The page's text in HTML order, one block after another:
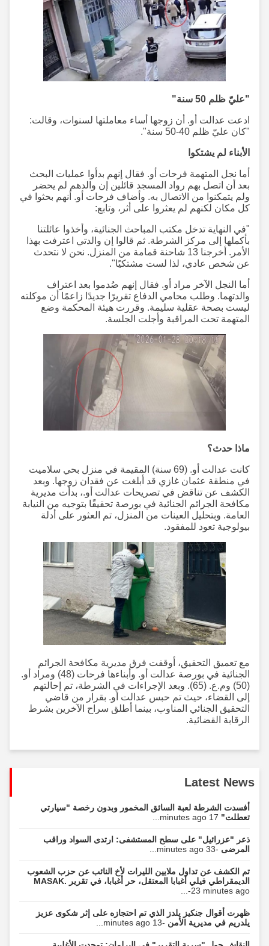
"عليّ ظلم 50 سنة"
ادعت عدالت أو. أن زوجها أساء معاملتها لسنوات، وقالت:
"كان عليّ ظلم 40-50 سنة".
الأبناء لم يشتكوا
أما نجل المتهمة فرحات أو. فقال إنهم بدأوا عمليات البحث
بعد أن اتصل بهم رواد المسجد قائلين إن والدهم لم يحضر
ولم يتمكنوا من الاتصال به. وأضاف فرحات أو. أنهم بحثوا في
كل مكان لكنهم لم يعثروا على أثر، وتابع:
"في النهاية تدخل مكتب المباحث الجنائية، وأخذوا عائلتنا
بأكملها إلى مركز الشرطة. ثم قالوا إن والدتي اعترفت بهذا
الأمر. أخرجنا 13 شاحنة قمامة من المنزل. نحن لا نتحدث
عن شخص عادي، لذا لست مشتكيًا".
أما النجل الآخر مراد أو. فقال إنهم صُدموا بعد اعتراف
والدتهما. وطلب محامي الدفاع تقريرًا جديدًا زاعمًا أن موكلته
ليست بصحة عقلية سليمة. وقررت هيئة المحكمة وضع
المتهمة تحت المراقبة وأجلت الجلسة.
ماذا حدث؟
كانت عدالت أو. (69 سنة) المقيمة في منزل بحي سلاميت
في منطقة عثمان غازي قد أبلغت عن فقدان زوجها. وبعد
الكشف عن تناقض في تصريحات عدالت أو.، بدأت مديرية
مكافحة الجرائم الجنائية في بورصة تحقيقًا بتوجيه من النيابة
العامة. وبتحليل العينات من المنزل، تم العثور على أدلة
بيولوجية تعود للمفقود.
مع تعميق التحقيق، أوقفت فرق مديرية مكافحة الجرائم
الجنائية في بورصة عدالت أو. وأبناءها فرحات (48) ومراد أو.
(50) وم.ع. (65). وبعد الإجراءات في الشرطة، تم إحالتهم
إلى القضاء، حيث تم حبس عدالت أو. بقرار من قاضي
التحقيق الجنائي المناوب، بينما أطلق سراح الآخرين بشرط
الرقابة القضائية.
Latest News
أفسدت الشرطة لعبة السائق المخمور وبدون رخصة "سيارتي
تعطلت"17 minutes ago...
ذعر "عزرائيل" على سطح المستشفى: ارتدى السواد وراقب
المرضى-33 minutes ago...
تم الكشف عن تداول ملايين الليرات لأخ النائب عن حزب الشعوب
الديمقراطي فيلي أغبابا المعتقل، حر أغبابا، في تقرير MASAK.
-23 minutes ago...
ظهرت أقوال جنكيز يلدز الذي تم احتجازه على إثر شكوى عزيز
يلدريم في مديرية الأمن-13 minutes ago...